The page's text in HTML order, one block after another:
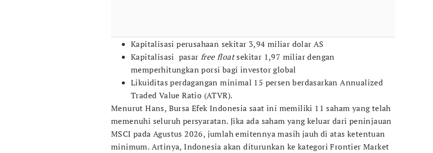
Kapitalisasi perusahaan sekitar 3,94 miliar dolar AS
Kapitalisasi pasar free floatsekitar 1,97 miliar dengan
memperhitungkan porsi bagi investor global
Likuiditas perdagangan minimal 15 persen berdasarkan Annualized
Traded Value Ratio (ATVR).
Menurut Hans, Bursa Efek Indonesia saat ini memiliki 11 saham yang telah
memenuhi seluruh persyaratan. Jika ada saham yang keluar dari peninjauan
MSCI pada Agustus 2026, jumlah emitennya masih jauh di atas ketentuan
minimum. Artinya, Indonesia akan diturunkan ke kategori Frontier Market